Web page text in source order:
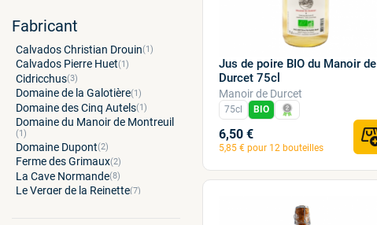
Fabricant
Calvados Christian Drouin(1)
Calvados Pierre Huet(1)
Cidricchus(3)
Domaine de la Galotière(1)
Domaine des Cinq Autels(1)
Domaine du Manoir de Montreuil
(1)
Domaine Dupont(2)
Ferme des Grimaux(2)
La Cave Normande(8)
Le Verger de la Reinette(7)
Jus de poire BIO du Manoir de
Durcet 75cl
Manoir de Durcet
75cl BIO
6,50 €
5,85 € pour 12 bouteilles